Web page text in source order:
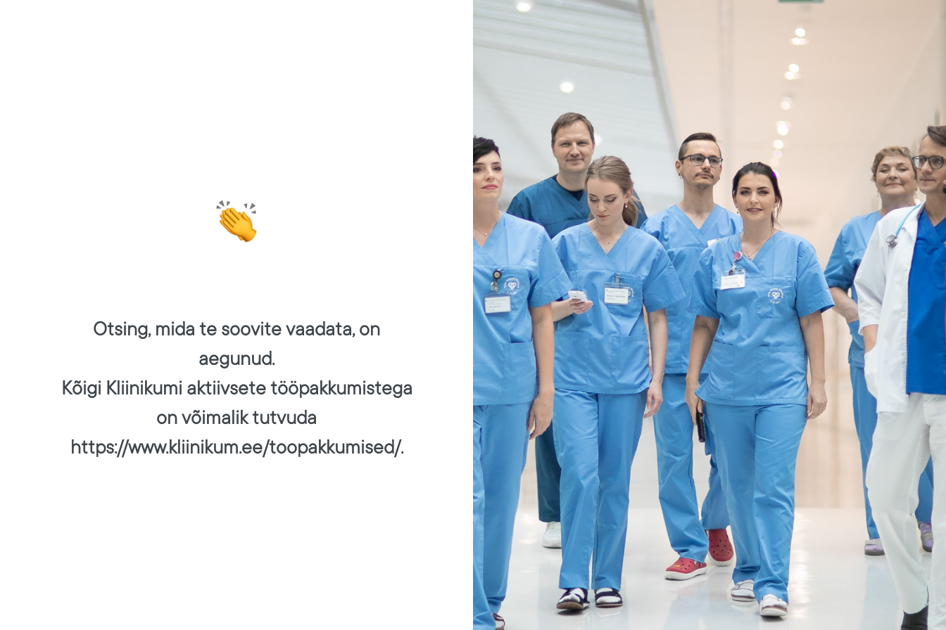
Otsing, mida te soovite vaadata, on
aegunud.
Kõigi Kliinikumi aktiivsete tööpakkumistega
on võimalik tutvuda
https://www.kliinikum.ee/toopakkumised/.